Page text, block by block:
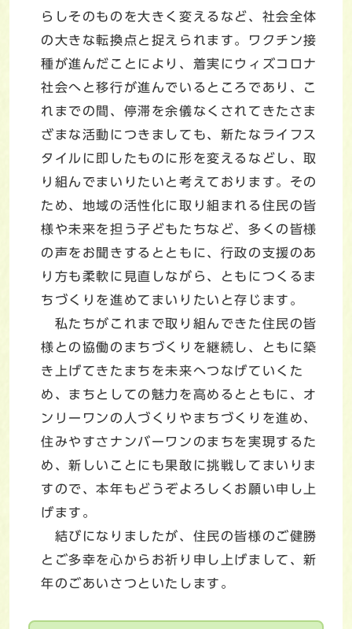
らしそのものを大きく変えるなど、社会全体
の大きな転換点と捉えられます。ワクチン接
種が進んだことにより、着実にウィズコロナ
社会へと移行が進んでいるところであり、こ
れまでの間、停滞を余儀なくされてきたさま
ざまな活動につきましても、新たなライフス
タイルに即したものに形を変えるなどし、取
り組んでまいりたいと考えております。その
ため、地域の活性化に取り組まれる住民の皆
様や未来を担う子どもたちなど、多くの皆様
の声をお聞きするとともに、行政の支援のあ
り方も柔軟に見直しながら、ともにつくるま
ちづくりを進めてまいりたいと存じます。
私たちがこれまで取り組んできた住民の皆
様との協働のまちづくりを継続し、ともに築
き上げてきたまちを未来へつなげていくた
め、まちとしての魅力を高めるとともに、オ
ンリーワンの人づくりやまちづくりを進め、
住みやすさナンバーワンのまちを実現するた
め、新しいことにも果敢に挑戦してまいりま
すので、本年もどうぞよろしくお願い申し上
げます。
結びになりましたが、住民の皆様のご健勝
とご多幸を心からお祈り申し上げまして、新
年のごあいさつといたします。